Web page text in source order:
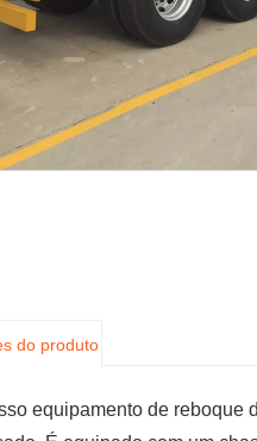
do produto
equipamento de reboque